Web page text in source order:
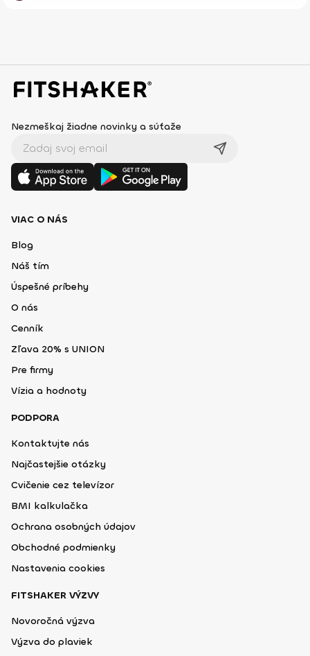
Nezmeškaj žiadne novinky a súťaže
VIAC O NÁS
Blog
Náš tím
Úspešné príbehy
O nás
Cenník
Zľava 20% s UNION
Pre firmy
Vízia a hodnoty
PODPORA
Kontaktujte nás
Najčastejšie otázky
Cvičenie cez televízor
BMI kalkulačka
Ochrana osobných údajov
Obchodné podmienky
Nastavenia cookies
FITSHAKER VÝZVY
Novoročná výzva
Výzva do plaviek